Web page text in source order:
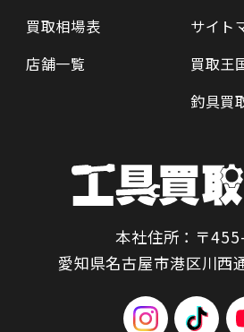
買取相場表
店舗一覧
サイト
買取王
釣具買
本社住所：〒
愛知県名古屋市港区川西